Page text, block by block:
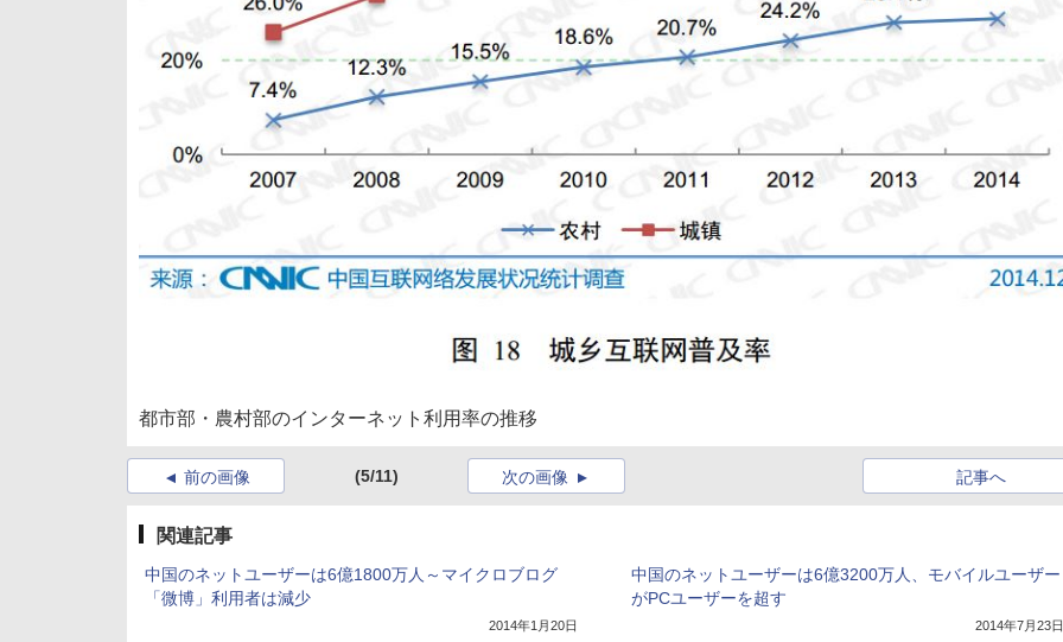
都市部・農村部のインターネット利用率の推移
前の画像 (5/11) 記事へ
次の画像
関連記事
中国のネットユーザーは6億1800万人～マイクロブログ
「微博」利用者は減少
2014年1月20日
中国のネットユーザーは6億3200万人、モバイルユーザー
がPCユーザーを超す
2014年7月23日